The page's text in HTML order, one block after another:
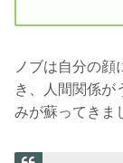
ノブは自分の顔
き、人間関係が
みが蘇ってきま